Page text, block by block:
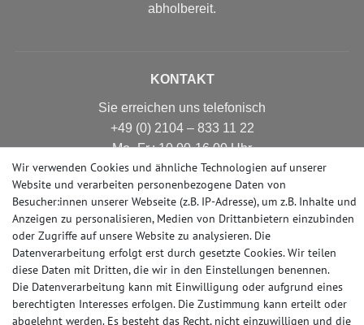
abholbereit.
KONTAKT
Sie erreichen uns telefonisch
+49 (0) 2104 – 833 11 22
Mo.-Fr.: 10.00-16.00 Uhr
E-mail: info@profhome-shop.de
ZAHLUNGSARTEN
SOCIAL MEDIA
Wir verwenden Cookies und ähnliche Technologien auf unserer
Website und verarbeiten personenbezogene Daten von
Besucher:innen unserer Webseite (z.B. IP-Adresse), um z.B. Inhalte und
Anzeigen zu personalisieren, Medien von Drittanbietern einzubinden
oder Zugriffe auf unsere Website zu analysieren. Die
Datenverarbeitung erfolgt erst durch gesetzte Cookies. Wir teilen
diese Daten mit Dritten, die wir in den Einstellungen benennen.
Die Datenverarbeitung kann mit Einwilligung oder aufgrund eines
berechtigten Interesses erfolgen. Die Zustimmung kann erteilt oder
abgelehnt werden. Es besteht das Recht, nicht einzuwilligen und die